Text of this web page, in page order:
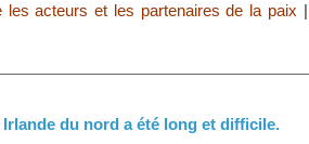
les acteurs et les partenaires de la paix |
du nord a été long et difficile.